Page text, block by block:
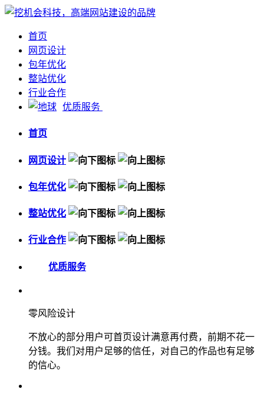
首页
网页设计
包年优化
整站优化
行业合作
优质服务
首页
网页设计
包年优化
整站优化
行业合作
优质服务
零风险设计
不放心的部分用户可首页设计满意再付费，前期不花一
分钱。我们对用户足够的信任，对自己的作品也有足够
的信心。